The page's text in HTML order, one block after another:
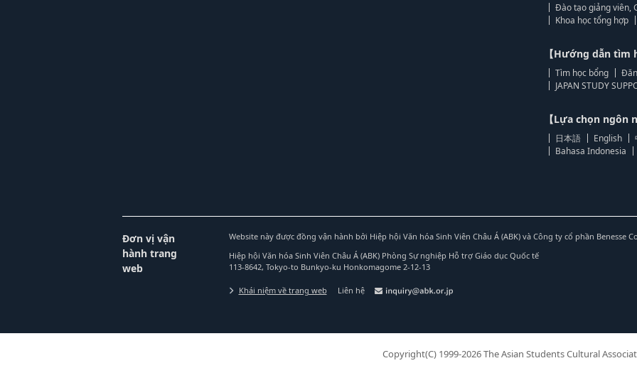
Đào tạo giảng viên,
Khoa học tổng hợp
【Hướng dẫn tìm
Tìm học bổng
JAPAN STUDY
【Lựa chọn ngôn
日本語 English
Bahasa Indonesia
Đơn vị vận
hành trang
web
Website này được đồng vận hành bởi Hiệp hội Văn hóa Sinh Viên Châu Á (ABK) và Công ty cổ phần Benesse
Hiệp hội Văn hóa Sinh Viên Châu Á (ABK) Phòng Sự nghiệp Hỗ trợ Giáo dục Quốc tế
113-8642, Tokyo-to Bunkyo-ku Honkomagome 2-12-13
Khái niệm về trang web Liên hệ
Copyright(C) 1999-2026 The Asian Students Cultural